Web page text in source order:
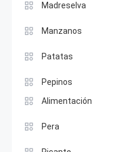
Madreselva
Manzanos
Patatas
Pepinos
Alimentación
Pera